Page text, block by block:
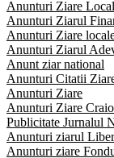
Anunturi Ziare
Anunturi Ziarul
Anunturi Ziare
Anunturi Ziarul
Anunt ziar national
Anunturi Citatii
Anunturi Ziare
Anunturi Ziare
Publicitate Jurnalul
Anunturi ziarul
Anunturi ziare